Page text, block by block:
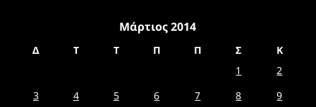
Μάρτιος 2014
Δ Τ Τ Π Π Σ
Κ
1
2
3
4 5 6 7 8
9